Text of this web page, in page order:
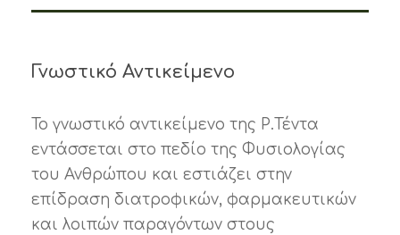
Γνωστικό Αντικείμενο
Το γνωστικό αντικείμενο της Ρ.Τέντα
εντάσσεται στο πεδίο της Φυσιολογίας
του Ανθρώπου και εστιάζει στην
επίδραση διατροφικών, φαρμακευτικών
και λοιπών παραγόντων στους